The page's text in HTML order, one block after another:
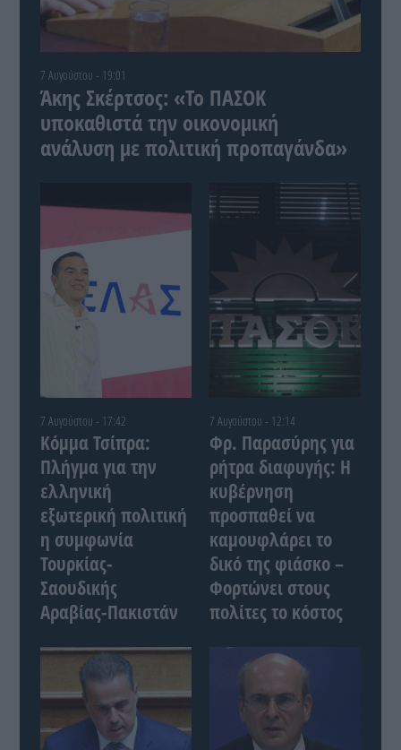
7 Αυγούστου - 19:01
Άκης Σκέρτσος: «Το ΠΑΣΟΚ
υποκαθιστά την οικονομική
ανάλυση με πολιτική προπαγάνδα»
7 Αυγούστου - 17:42
Κόμμα Τσίπρα:
Πλήγμα για την
ελληνική
εξωτερική πολιτική
η συμφωνία
Τουρκίας-
Σαουδικής
Αραβίας-Πακιστάν
7 Αυγούστου - 12:14
Φρ. Παρασύρης για
ρήτρα διαφυγής: Η
κυβέρνηση
προσπαθεί να
καμουφλάρει το
δικό της φιάσκο –
Φορτώνει στους
πολίτες το κόστος